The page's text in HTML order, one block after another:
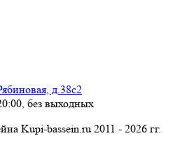
д.38с2
без выходных
Kupi-bassein.ru 2011 - 2026 гг.